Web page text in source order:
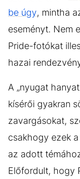
be úgy, mintha
eseményt. Nem
Pride-fotókat
hazai
A „nyugat
kísérői gyakran
zavargásokat,
csakhogy ezek
az adott
Előfordult, hogy